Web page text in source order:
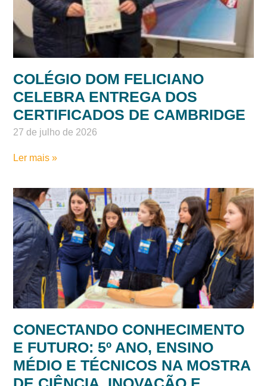
COLÉGIO DOM FELICIANO
CELEBRA ENTREGA DOS
CERTIFICADOS DE CAMBRIDGE
27 de julho de 2026
Ler mais »
CONECTANDO CONHECIMENTO
E FUTURO: 5º ANO, ENSINO
MÉDIO E TÉCNICOS NA MOSTRA